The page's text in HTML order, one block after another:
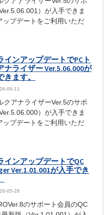
）が入手できま
プデートをご利用いただ
インアップデートでPCト
ナライザー Ver.5.06.000が
きます。
06-11
クアナライザーVer.5のサポ
）が入手できま
プデートをご利用いただ
インアップデートでQC
Ver.1.01.001が入手でき
05-28
のサポート会員のQC